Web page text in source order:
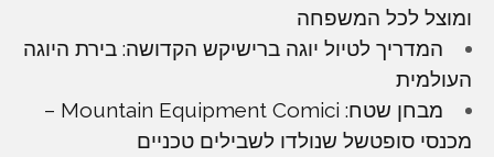
ומוצל לכל המשפחה
המדריך לטיול יוגה ברישיקש הקדושה: בירת היוגה
העולמית
מבחן שטח: Mountain Equipment Comici –
מכנסי סופטשל שנולדו לשבילים טכניים